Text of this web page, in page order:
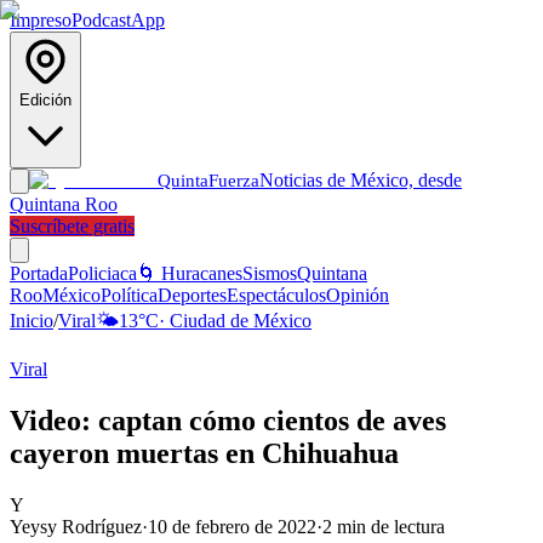
ImpresoPodcastApp
Edición
QuintaFuerzaNoticias de México, desde
Quintana Roo
Suscríbete gratis
PortadaPoliciaca 🌀 HuracanesSismosQuintana
RooMéxicoPolíticaDeportesEspectáculosOpinión
Inicio/Viral🌤️13°C· Ciudad de México
Viral
Video: captan cómo cientos de aves
cayeron muertas en Chihuahua
Y
Yeysy Rodríguez·10 de febrero de 2022·2 min de lectura